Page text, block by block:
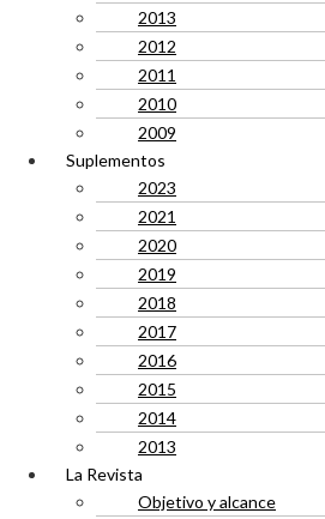
2013
2012
2011
2010
2009
Suplementos
2023
2021
2020
2019
2018
2017
2016
2015
2014
2013
La Revista
Objetivo y alcance